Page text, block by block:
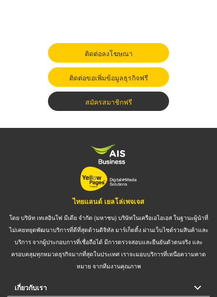
ติดต่อลงโฆษณา
ติดต่อขอเพิ่มข้อมูลธุรกิจฟรี
สมัครสมาชิกฟรี
ไทยแลนด์ เยลโล่เพจเจส
โดย บริษัท เทเลอินโฟ มีเดีย จำกัด (มหาชน) บริษัทในเครือเอไอเอส ในฐานะผู้นำที่
ไม่เคยหยุดพัฒนาบริการที่ดีที่สุดด้านดิจิทัล มาร์เก็ตติ้ง ผ่านเว็บไซต์รวมสินค้าและ
บริการ จากผู้ประกอบการที่เชื่อถือได้ มีการตรวจสอบและยืนยันตัวตนจริง และ
ครอบคลุมทุกหมวดธุรกิจมากที่สุดในประเทศ เราจะมอบบริการที่เหนือความคาด
หมาย จากทีมงานคุณภาพ
เกี่ยวกับเรา